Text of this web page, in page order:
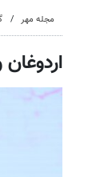
مجله مهر